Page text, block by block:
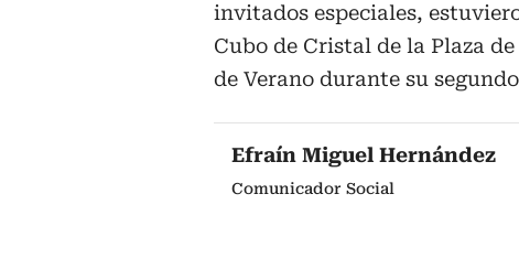
invitados especiales,
Cubo de Cristal de la Plaza
de Verano durante su
Efraín Miguel Hernández
Comunicador Social